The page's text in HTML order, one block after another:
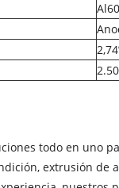
todo en uno
extrusión de